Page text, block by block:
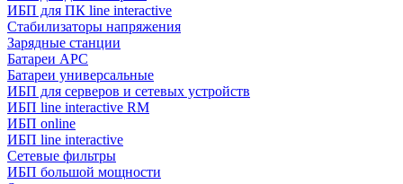
ИБП для ПК linе interactive
Стабилизаторы напряжения
Зарядные станции
Батареи APC
Батареи универсальные
ИБП для серверов и сетевых устройств
ИБП line interactive RM
ИБП online
ИБП linе interactive
Сетевые фильтры
ИБП большой мощности